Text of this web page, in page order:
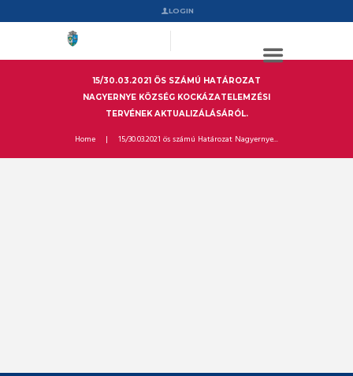
LOGIN
15/30.03.2021 ÖS SZÁMÚ HATÁROZAT
NAGYERNYE KÖZSÉG KOCKÁZATELEMZÉSI
TERVÉNEK AKTUALIZÁLÁSÁRÓL.
Home 15/30.03.2021 ös számú Határozat Nagyernye...